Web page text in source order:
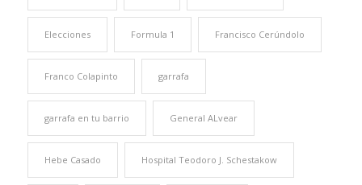
Elecciones Formula 1 Francisco Cerúndolo
Franco Colapinto garrafa
garrafa en tu barrio General ALvear
Hebe Casado Hospital Teodoro J. Schestakow